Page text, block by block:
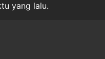
yang lalu.